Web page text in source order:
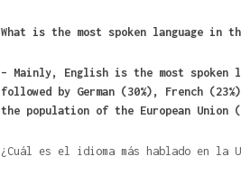
What is the most spoken language in
– Mainly, English is the most spoken
followed by German (30%), French
the population of the European Union
¿Cuál es el idioma más hablado en la